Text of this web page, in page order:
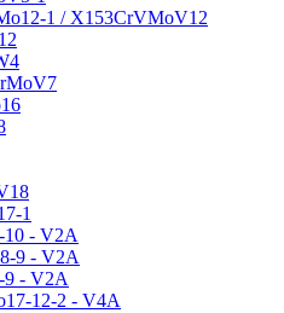
1 / X153CrVMoV12
1
10 - V2A
9 - V2A
9 - V2A
12-2 - V4A